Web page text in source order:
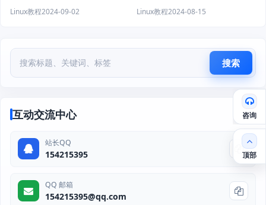
Linux教程2024-09-02 Linux教程2024-08-15
搜索
互动交流中心
站长QQ
154215395
QQ 邮箱
154215395@qq.com
咨询
顶部